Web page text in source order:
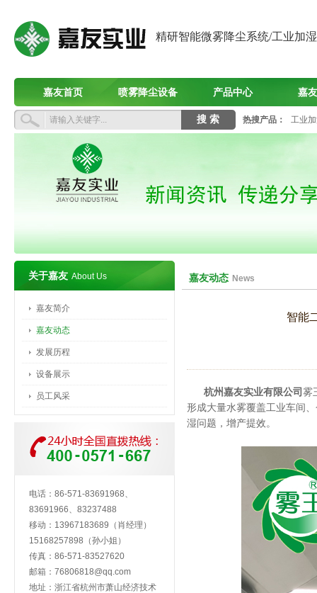
精研智能微雾降尘系统/工业加
嘉友首页 喷雾降尘设备 产品中心 嘉
热搜产品： 工业
关于嘉友 About Us
嘉友简介
嘉友动态
发展历程
设备展示
员工风采
电话：86-571-83691968、
83691966、83237488
移动：13967183689（肖经理）
15168257898（孙小姐）
传真：86-571-83527620
邮箱： 76806818@qq.com
地址：浙江省杭州市萧山经济技术
嘉友动态 News
智能
杭州嘉友实业有限公司雾
形成大量水雾覆盖工业车间
湿问题，增产提效。